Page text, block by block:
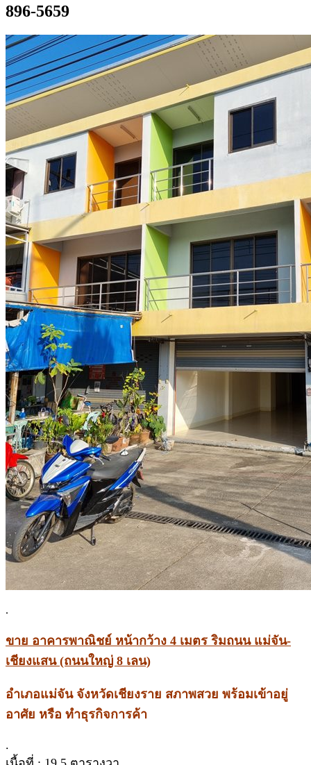
896-5659
.
ขาย อาคารพาณิชย์ หน้ากว้าง 4 เมตร ริมถนน แม่จัน-
เชียงแสน (ถนนใหญ่ 8 เลน)
อำเภอแม่จัน จังหวัดเชียงราย สภาพสวย พร้อมเข้าอยู่
อาศัย หรือ ทำธุรกิจการค้า
.